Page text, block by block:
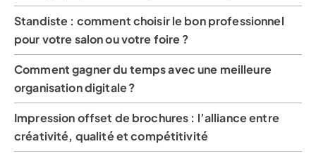
Standiste : comment choisir le bon professionnel
pour votre salon ou votre foire ?
Comment gagner du temps avec une meilleure
organisation digitale ?
Impression offset de brochures : l’alliance entre
créativité, qualité et compétitivité